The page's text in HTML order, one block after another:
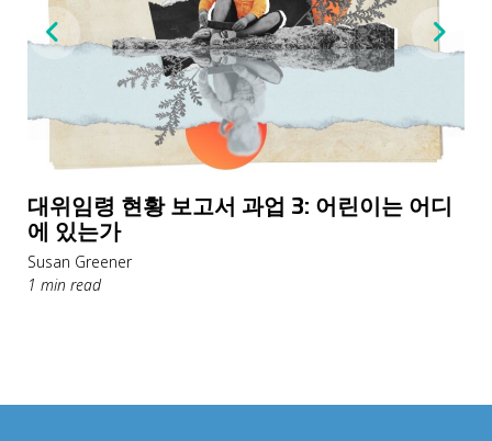
대위임령 현황 보고서 과업 3: 어린이는 어디
에 있는가
Susan Greener
1 min read